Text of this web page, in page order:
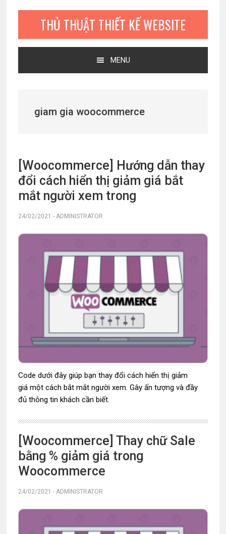
THỦ THUẬT THIẾT KẾ WEBSITE
MENU
giam gia woocommerce
[Woocommerce] Hướng dẫn thay
đổi cách hiển thị giảm giá bắt
mắt người xem trong
24/02/2021 - ADMINISTRATOR
Code dưới đây giúp bạn thay đổi cách hiển thị giảm
giá một cách bắt mắt người xem. Gây ấn tượng và đầy
đủ thông tin khách cần biết.
[Woocommerce] Thay chữ Sale
bằng % giảm giá trong
Woocommerce
24/02/2021 - ADMINISTRATOR